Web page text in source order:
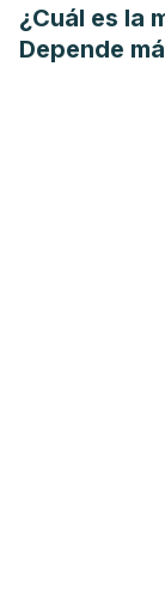
¿Cuál es la
Depende